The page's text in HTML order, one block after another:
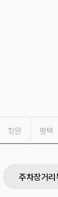
창원 평택
주차장거리